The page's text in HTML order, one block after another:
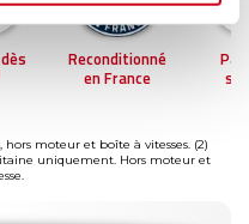
Reconditionné
en France
hors moteur et boîte à vitesses. (2)
uniquement. Hors moteur et